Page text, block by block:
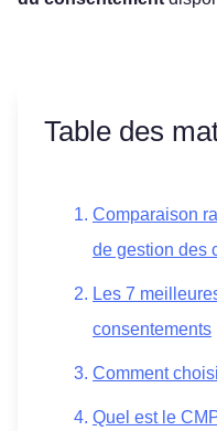
Table des
Comparaison
de gestion des
Les 7
consentements
Comment
Quel est le